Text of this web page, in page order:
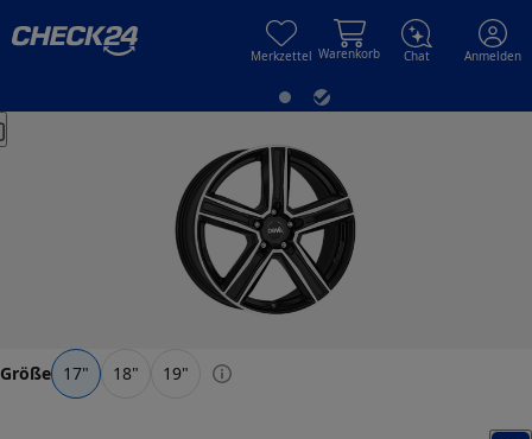
Merkzettel Warenkorb Chat Anmelden
Größe 17" 18" 19"